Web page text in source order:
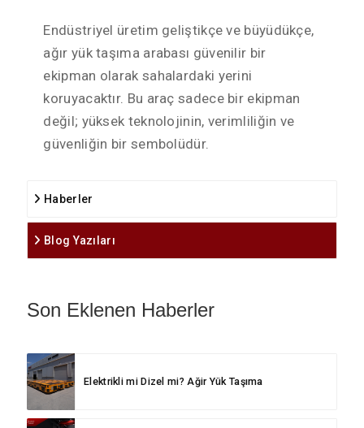
Endüstriyel üretim geliştikçe ve büyüdükçe,
ağır yük taşıma arabası güvenilir bir
ekipman olarak sahalardaki yerini
koruyacaktır. Bu araç sadece bir ekipman
değil; yüksek teknolojinin, verimliliğin ve
güvenliğin bir sembolüdür.
Haberler
Blog Yazıları
Son Eklenen Haberler
Elektrikli mi Dizel mi? Ağir Yük Taşıma